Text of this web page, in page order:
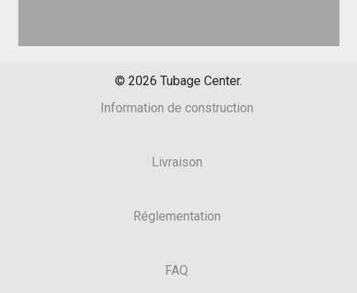
© 2026 Tubage Center.
Information de construction
Livraison
Réglementation
FAQ